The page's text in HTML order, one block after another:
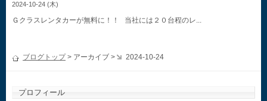
2024-10-24 (木)
Ｇクラスレンタカーが無料に！！ 当社には２０台程のレ...
ブログトップ> アーカイブ > 2024-10-24
プロフィール